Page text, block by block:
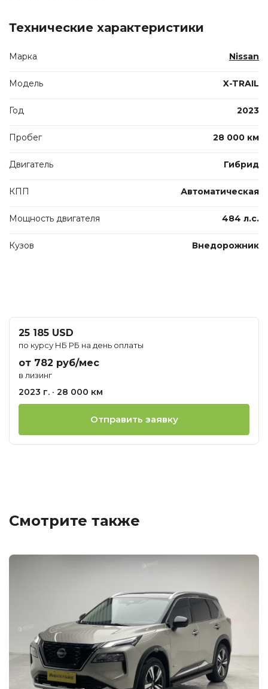
Технические характеристики
Марка Nissan
Модель X-TRAIL
Год 2023
Пробег 28 000 км
Двигатель Гибрид
КПП Автоматическая
Мощность двигателя 484 л.с.
Кузов Внедорожник
25 185 USD
по курсу НБ РБ на день оплаты
от 782 руб/мес
в лизинг
2023 г. · 28 000 км
Отправить заявку
Смотрите также